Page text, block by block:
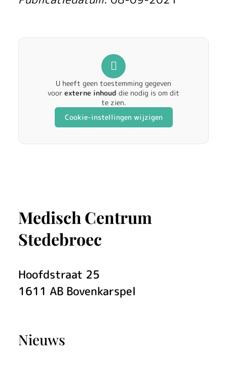
U heeft geen toestemming gegeven
voor externe inhoud die nodig is om dit
te zien.
Cookie-instellingen wijzigen
Medisch Centrum
Stedebroec
Hoofdstraat 25
1611 AB Bovenkarspel
Nieuws